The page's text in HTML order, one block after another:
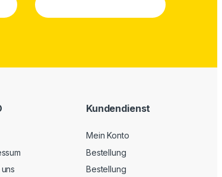
Kundendienst
Mein Konto
Bestellung
Bestellung